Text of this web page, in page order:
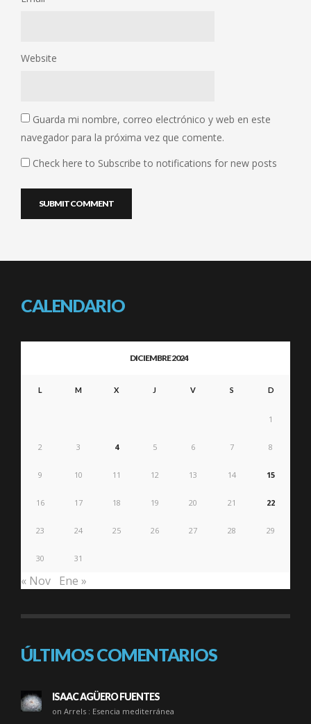
Website
Guarda mi nombre, correo electrónico y web en este
navegador para la próxima vez que comente.
Check here to Subscribe to notifications for new posts
CALENDARIO
DICIEMBRE 2024
L M X J V S D
1
2 3 4 5 6 7 8
9 10 11 12 13 14 15
16 17 18 19 20 21 22
23 24 25 26 27 28 29
30 31
« Nov Ene »
ÚLTIMOS COMENTARIOS
ISAAC AGÜERO FUENTES
on Arrels : Esencia mediterránea